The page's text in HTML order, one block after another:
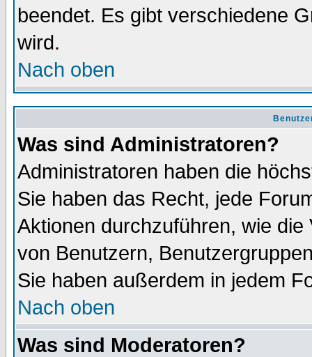
beendet. Es gibt verschiedene
wird.
Nach oben
Was sind Administratoren?
Administratoren haben die
Sie haben das Recht, jede
Aktionen durchzuführen, wie
von Benutzern,
Sie haben außerdem in jedem
Nach oben
Was sind Moderatoren?